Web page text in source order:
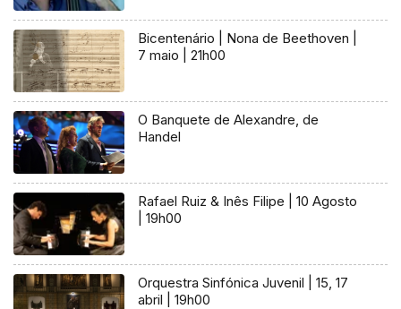
Bicentenário | Nona de Beethoven |
7 maio | 21h00
O Banquete de Alexandre, de
Handel
Rafael Ruiz & Inês Filipe | 10 Agosto
| 19h00
Orquestra Sinfónica Juvenil | 15, 17
abril | 19h00